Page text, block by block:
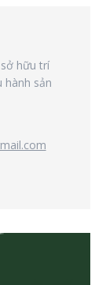
hữu trí
sản